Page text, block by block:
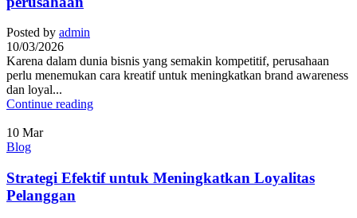
Posted by admin
10/03/2026
Karena dalam dunia bisnis yang semakin kompetitif, perusahaan
perlu menemukan cara kreatif untuk meningkatkan brand awareness
dan loyal...
Continue reading
10 Mar
Blog
Strategi Efektif untuk Meningkatkan Loyalitas
Pelanggan